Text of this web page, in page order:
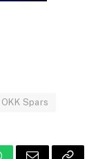
OKK Spars